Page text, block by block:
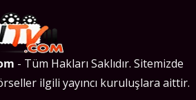
- Tüm Hakları Saklıdır. Sitemizde
ilgili yayıncı kuruluşlara aittir.